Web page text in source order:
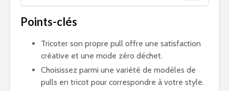
Points-clés
Tricoter son propre pull offre une satisfaction
créative et une mode zéro déchet.
Choisissez parmi une variété de modèles de
pulls en tricot pour correspondre à votre style.